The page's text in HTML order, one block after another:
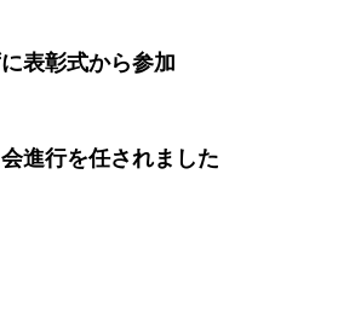
表彰式から参加
進行を任されました